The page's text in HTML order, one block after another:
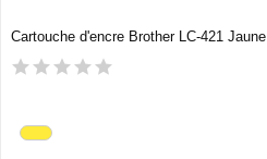
Cartouche d'encre Brother LC-421 Jaune